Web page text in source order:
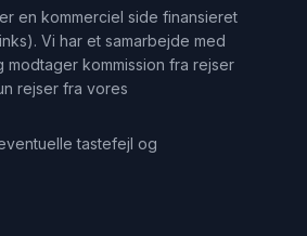
en kommerciel side finansieret
Vi har et samarbejde med
kommission fra rejser
rejser fra vores
tastefejl og